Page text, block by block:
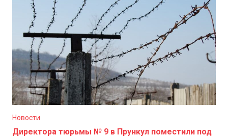
Новости
Директора тюрьмы № 9 в Прункул поместили под